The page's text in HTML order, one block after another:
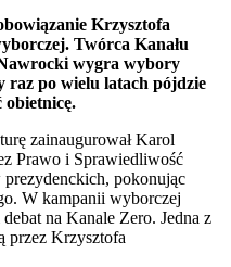
Krzysztofa
Twórca Kanału
wygra wybory
raz po wielu latach pójdzie
obietnicę.
zainaugurował Karol
Prawo i Sprawiedliwość
pokonując
W kampanii wyborczej
na Kanale Zero. Jedna z
przez Krzysztofa